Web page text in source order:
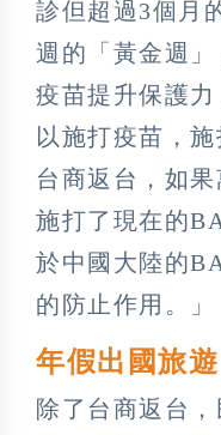
診但超過3個月
週的「黃金週
疫苗提升保護
以施打疫苗，
台商返台，如
施打了現在的
於中國大陸的
的防止作用。」
年假出國旅
除了台商返台